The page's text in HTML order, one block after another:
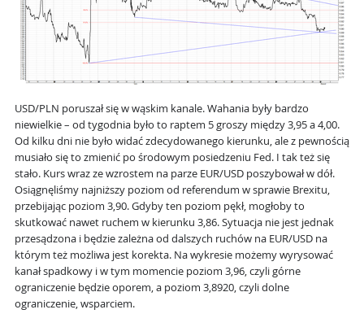
USD/PLN poruszał się w wąskim kanale. Wahania były bardzo
niewielkie – od tygodnia było to raptem 5 groszy między 3,95 a 4,00.
Od kilku dni nie było widać zdecydowanego kierunku, ale z pewnością
musiało się to zmienić po środowym posiedzeniu Fed. I tak też się
stało. Kurs wraz ze wzrostem na parze EUR/USD poszybował w dół.
Osiągnęliśmy najniższy poziom od referendum w sprawie Brexitu,
przebijając poziom 3,90. Gdyby ten poziom pękł, mogłoby to
skutkować nawet ruchem w kierunku 3,86. Sytuacja nie jest jednak
przesądzona i będzie zależna od dalszych ruchów na EUR/USD na
którym też możliwa jest korekta. Na wykresie możemy wyrysować
kanał spadkowy i w tym momencie poziom 3,96, czyli górne
ograniczenie będzie oporem, a poziom 3,8920, czyli dolne
ograniczenie, wsparciem.